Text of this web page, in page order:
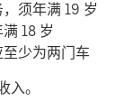
须年满 19 岁
18 岁
少为两门车
。